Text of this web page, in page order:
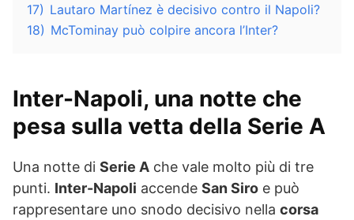
17) Lautaro Martínez è decisivo contro il Napoli?
18) McTominay può colpire ancora l’Inter?
Inter-Napoli, una notte che
pesa sulla vetta della Serie A
Una notte di Serie A che vale molto più di tre
punti. Inter-Napoli accende San Siro e può
rappresentare uno snodo decisivo nella corsa